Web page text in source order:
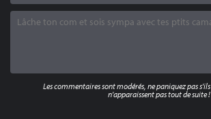
Les commentaires sont modérés, ne paniquez pas s'ils
n'apparaissent pas tout de suite !